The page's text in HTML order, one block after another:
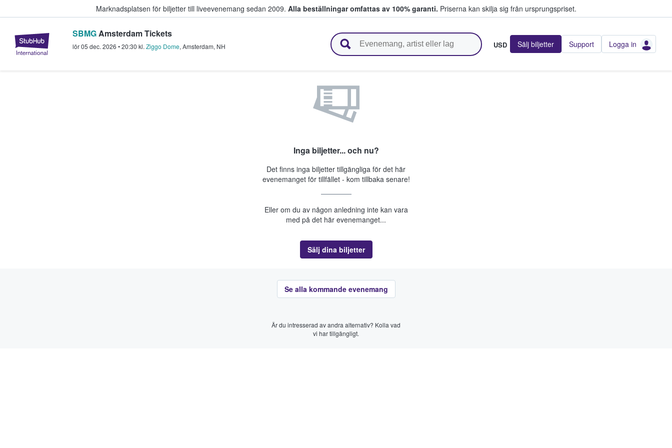
Marknadsplatsen för biljetter till liveevenemang sedan 2009. Alla beställningar omfattas av 100% garanti. Priserna kan skilja sig från ursprungspriset.
StubHub – där fans köper och säljer biljetter.
SBMGAmsterdam Tickets
lör 05 dec. 2026 •20:30 kl. Ziggo Dome, Amsterdam, NH USD Sälj biljetter Support Logga in
Inga biljetter... och nu?
Det finns inga biljetter tillgängliga för det här
evenemanget för tillfället - kom tillbaka senare!
Eller om du av någon anledning inte kan vara
med på det här evenemanget...
Sälj dina biljetter
Se alla kommande evenemang
Är du intresserad av andra alternativ? Kolla vad
vi har tillgängligt.